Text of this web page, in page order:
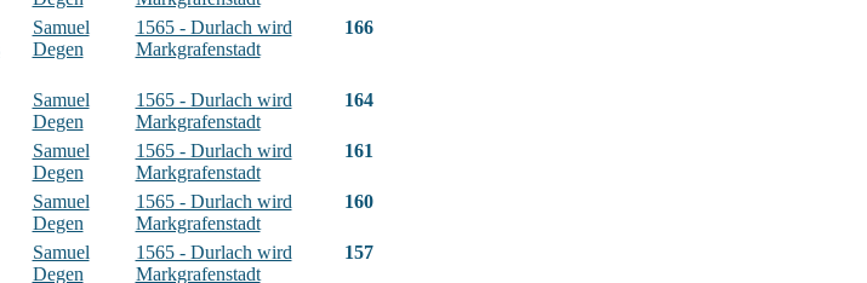
Samuel
Degen
1565 - Durlach wird
Markgrafenstadt
166
Samuel
Degen
1565 - Durlach wird
Markgrafenstadt
164
Samuel
Degen
1565 - Durlach wird
Markgrafenstadt
161
Samuel
Degen
1565 - Durlach wird
Markgrafenstadt
160
Samuel
Degen
1565 - Durlach wird
Markgrafenstadt
157